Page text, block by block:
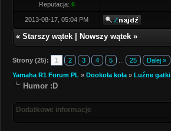
Reputacja: 6
2013-08-17, 05:04 PM
« Starszy wątek Nowszy wątek »
Strony (25): 1 2 3 4 5 25 Dalej »
Yamaha R1 Forum PL » Dookoła koła » Luźne gatki
Humor :D
Dodatkowe informacje